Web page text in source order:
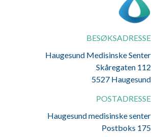
BESØKSADRESSE
Haugesund Medisinske Senter
Skåregaten 112
5527 Haugesund
POSTADRESSE
Haugesund medisinske senter
Postboks 175